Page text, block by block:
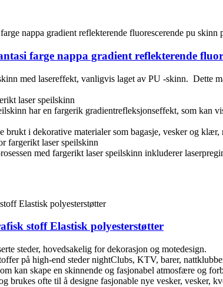
farge nappa gradient reflekterende
med lasereffekt, vanligvis laget av PU -skinn. ‌ Dette
laser speilskinn
har en fargerik gradientrefleksjonseffekt, som
brukt i dekorative materialer som bagasje, vesker og
fargerikt laser speilskinn
med fargerikt laser speilskinn inkluderer
stoff Elastisk polyesterstøtter
steder, hovedsakelig for dekorasjon og motedesign.
på high-end steder ‌nightClubs, KTV, barer,
kan skape en skinnende og fasjonabel atmosfære og
brukes ofte til å designe fasjonable nye vesker, vesker,